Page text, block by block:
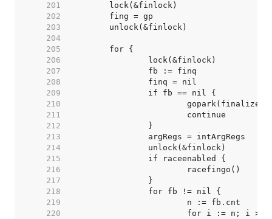
   201
   202
   203
   204
   205
   206
   207
   208
   209
   210
   211
   212
   213
   214
   215
   216
   217
   218
   219
   220